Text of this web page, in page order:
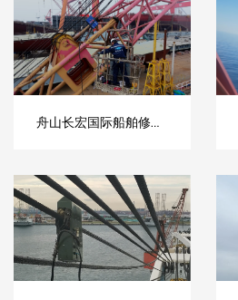
舟山长宏国际船舶修造